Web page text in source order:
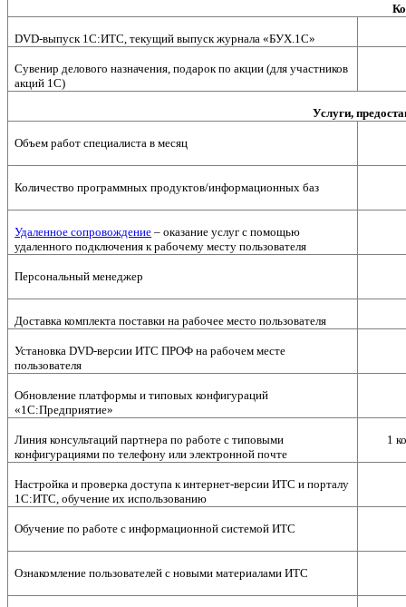
DVD-выпуск 1С:ИТС, текущий выпуск журнала «БУХ.1С»
Сувенир делового назначения, подарок по акции (для участников
акций 1С)
Услуги,
Объем работ специалиста в месяц
Количество программных продуктов/информационных баз
Удаленное сопровождение – оказание услуг с помощью
удаленного подключения к рабочему месту пользователя
Персональный менеджер
Доставка комплекта поставки на рабочее место пользователя
Установка DVD-версии ИТС ПРОФ на рабочем месте
пользователя
Обновление платформы и типовых конфигураций
«1С:Предприятие»
Линия консультаций партнера по работе с типовыми
конфигурациями по телефону или электронной почте
1
Настройка и проверка доступа к интернет-версии ИТС и порталу
1С:ИТС, обучение их использованию
Обучение по работе с информационной системой ИТС
Ознакомление пользователей с новыми материалами ИТС